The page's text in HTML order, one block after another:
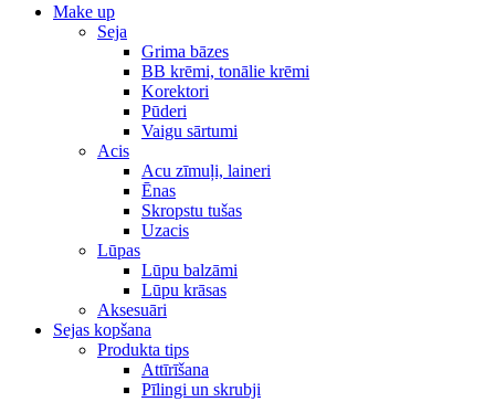
Make up
Seja
Grima bāzes
BB krēmi, tonālie krēmi
Korektori
Pūderi
Vaigu sārtumi
Acis
Acu zīmuļi, laineri
Ēnas
Skropstu tušas
Uzacis
Lūpas
Lūpu balzāmi
Lūpu krāsas
Aksesuāri
Sejas kopšana
Produkta tips
Attīrīšana
Pīlingi un skrubji